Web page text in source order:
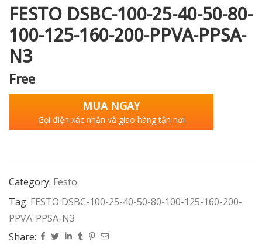
FESTO DSBC-100-25-40-50-80-
100-125-160-200-PPVA-PPSA-
N3
Free
MUA NGAY
Gọi điện xác nhận và giao hàng tận nơi
Category: Festo
Tag: FESTO DSBC-100-25-40-50-80-100-125-160-200-
PPVA-PPSA-N3
Share: